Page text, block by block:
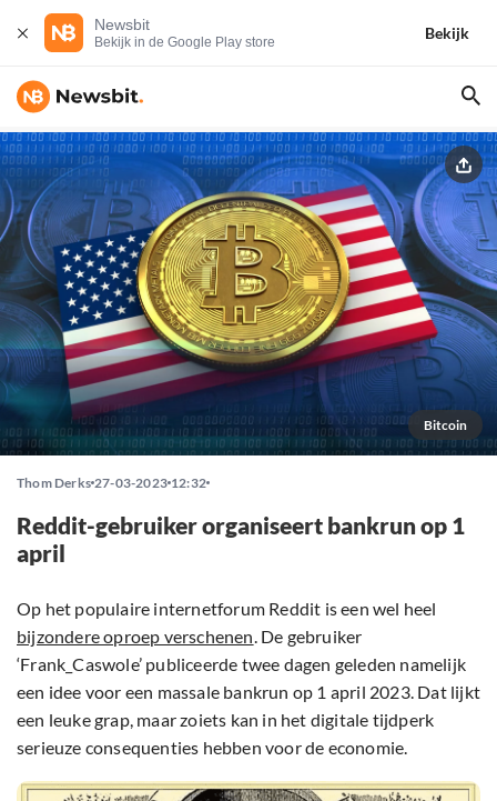
Newsbit
Bekijk in de Google Play store
Bekijk
Bitcoin
Thom Derks 27-03-2023 12:32
Reddit-gebruiker organiseert bankrun op 1
april
Op het populaire internetforum Reddit is een wel heel
bijzondere oproep verschenen. De gebruiker
‘Frank_Caswole’ publiceerde twee dagen geleden namelijk
een idee voor een massale bankrun op 1 april 2023. Dat lijkt
een leuke grap, maar zoiets kan in het digitale tijdperk
serieuze consequenties hebben voor de economie.